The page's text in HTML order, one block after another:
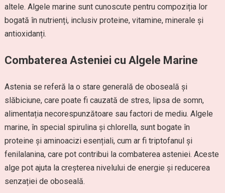
altele. Algele marine sunt cunoscute pentru compoziția lor
bogată în nutrienți, inclusiv proteine, vitamine, minerale și
antioxidanți.
Combaterea Asteniei cu Algele Marine
Astenia se referă la o stare generală de oboseală și
slăbiciune, care poate fi cauzată de stres, lipsa de somn,
alimentația necorespunzătoare sau factori de mediu. Algele
marine, în special spirulina și chlorella, sunt bogate în
proteine și aminoacizi esențiali, cum ar fi triptofanul și
fenilalanina, care pot contribui la combaterea asteniei. Aceste
alge pot ajuta la creșterea nivelului de energie și reducerea
senzației de oboseală.